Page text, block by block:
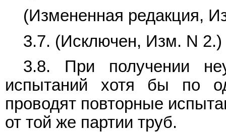
(Измененная редакция,
3.7. (Исключен, Изм. N 2.)
3.8. При получении
испытаний хотя бы по
проводят повторные
от той же партии труб.